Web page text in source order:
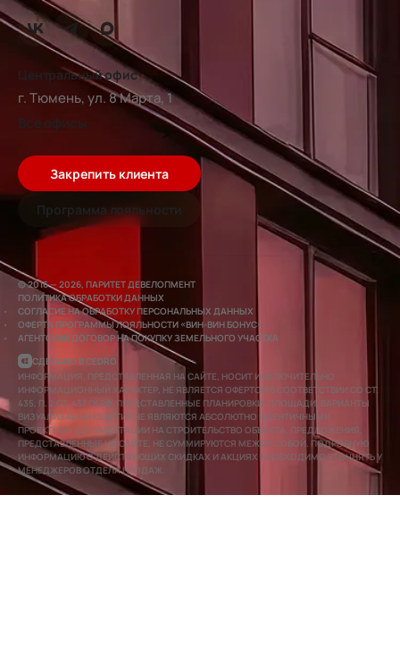
Центральный офис
г. Тюмень, ул. 8 Марта, 1
Все офисы
Закрепить клиента
Программа лояльности
© 2016 — 2026, ПАРИТЕТ ДЕВЕЛОПМЕНТ
ПОЛИТИКА ОБРАБОТКИ ДАННЫХ
СОГЛАСИЕ НА ОБРАБОТКУ ПЕРСОНАЛЬНЫХ ДАННЫХ
ОФЕРТА ПРОГРАММЫ ЛОЯЛЬНОСТИ «ВИН-ВИН БОНУС»
АГЕНТСКИЙ ДОГОВОР НА ПОКУПКУ ЗЕМЕЛЬНОГО УЧАСТКА
СДЕЛАНО В CEDRO
ИНФОРМАЦИЯ, ПРЕДСТАВЛЕННАЯ НА САЙТЕ, НОСИТ ИСКЛЮЧИТЕЛЬНО
ИНФОРМАЦИОННЫЙ ХАРАКТЕР, НЕ ЯВЛЯЕТСЯ ОФЕРТОЙ В СООТВЕТСТВИИ СО СТ.
435, П. 2 СТ. 437 ГК РФ. ПРЕДСТАВЛЕННЫЕ ПЛАНИРОВКИ, ПЛОЩАДИ, ВАРИАНТЫ
ВИЗУАЛИЗАЦИИ КВАРТИР НЕ ЯВЛЯЮТСЯ АБСОЛЮТНО ИДЕНТИЧНЫМИ
ПРОЕКТНОЙ ДОКУМЕНТАЦИИ НА СТРОИТЕЛЬСТВО ОБЪЕКТА. ПРЕДЛОЖЕНИЯ,
ПРЕДСТАВЛЕННЫЕ НА САЙТЕ, НЕ СУММИРУЮТСЯ МЕЖДУ СОБОЙ. ПОДРОБНУЮ
ИНФОРМАЦИЮ О ДЕЙСТВУЮЩИХ СКИДКАХ И АКЦИЯХ НЕОБХОДИМО УТОЧНЯТЬ У
МЕНЕДЖЕРОВ ОТДЕЛА ПРОДАЖ.